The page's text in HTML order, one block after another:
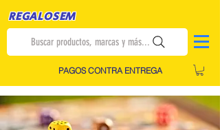
REGALOSEM
Buscar productos, marcas y más...
PAGOS CONTRA ENTREGA